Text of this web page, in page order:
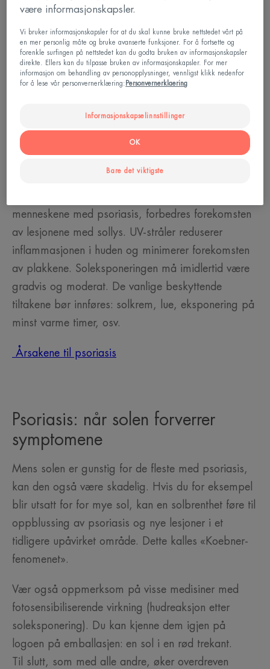
Psoriasis: når solen reduserer
symptomene
Tykke flekker på huden som er røde og skjellete på
grunn av opphopning av død hud: dette er den
vanligste måten psoriasis kommer til utrykk, en
kronisk hudsykdom.
menneskene med psoriasis, forbedres forekomsten
av lesjonene med sollys. UV-stråler reduserer
inflammasjonen i huden og minimerer forekomsten
av plakkene. Soleksponeringen må imidlertid være
gradvis og moderat. De vanlige beskyttende
tiltakene bør innføres: solkrem, lue, eksponering på
minst varme timer, osv.
Årsakene til psoriasis
Psoriasis: når solen forverrer
symptomene
Mens solen er gunstig for de fleste med psoriasis,
kan den også være skadelig. Hvis du for eksempel
blir utsatt for for mye sol, kan en solbrenthet føre til
oppblussing av psoriasis og nye lesjoner i et
tidligere upåvirket område. Dette kalles «Koebner-
fenomenet».
Vær også oppmerksom på visse medisiner med
fotosensibiliserende virkning (hudreaksjon etter
soleksponering). Du kan kjenne dem igjen på
logoen på emballasjen: en sol i en rød trekant.
Til slutt, som med alle andre, øker overdreven
være informasjonskapsler.
Vi bruker informasjonskapsler for at du skal kunne bruke nettstedet vårt på
en mer personlig måte og bruke avanserte funksjoner. For å fortsette og
forenkle surfingen på nettstedet kan du godta bruken av informasjonskapsler
direkte. Ellers kan du tilpasse bruken av informasjonskapsler. For mer
informasjon om behandling av personopplysninger, vennligst klikk nedenfor
for å lese vår personvernerklæring: Personvernerklaering
Informasjonskapselinnstillinger
Bare det viktigste
OK